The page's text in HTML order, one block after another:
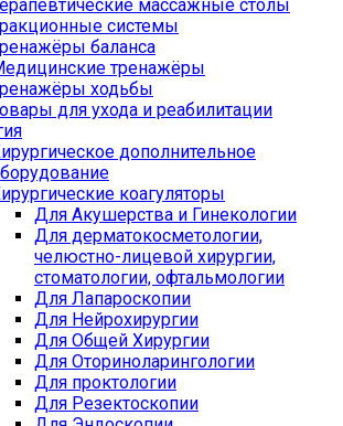
массажные столы
системы
баланса
тренажёры
ходьбы
для ухода и реабилитации
дополнительное
коагуляторы
Для Акушерства и Гинекологии
Для дерматокосметологии,
челюстно-лицевой хирургии,
стоматологии, офтальмологии
Для Лапароскопии
Для Нейрохирургии
Для Общей Хирургии
Для Оториноларингологии
Для проктологии
Для Резектоскопии